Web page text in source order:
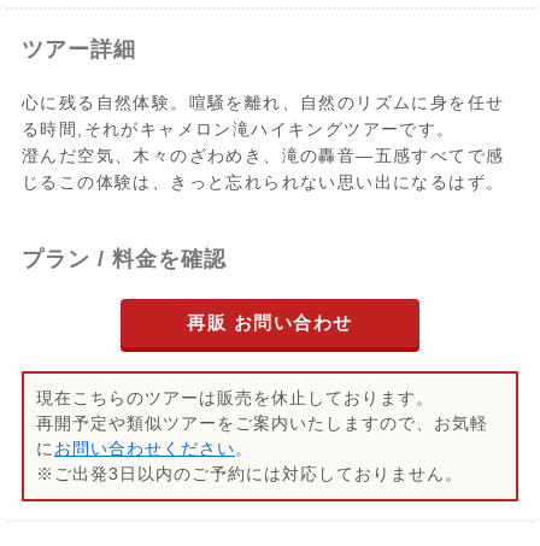
ツアー詳細
心に残る自然体験。喧騒を離れ、自然のリズムに身を任せ
る時間,それがキャメロン滝ハイキングツアーです。
澄んだ空気、木々のざわめき、滝の轟音―五感すべてで感
じるこの体験は、きっと忘れられない思い出になるはず。
プラン / 料金を確認
再販 お問い合わせ
現在こちらのツアーは販売を休止しております。
再開予定や類似ツアーをご案内いたしますので、お気軽
にお問い合わせください。
※ご出発3日以内のご予約には対応しておりません。